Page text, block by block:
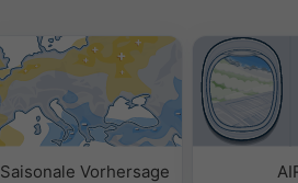
Saisonale Vorhersage